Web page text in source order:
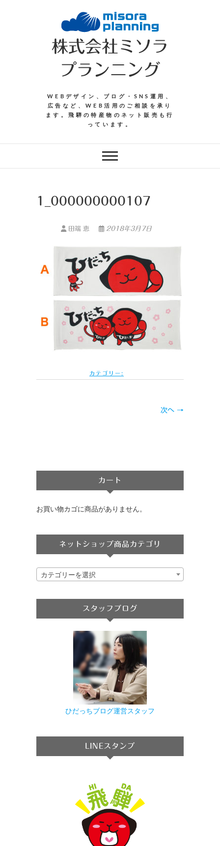
株式会社ミソラ
プランニング
WEBデザイン、ブログ・SNS運用、
広告など、WEB活用のご相談を承り
ます。飛騨の特産物のネット販売も行
っています。
1_000000000107
田端 恵 2018年3月7日
カテゴリー:
次へ →
カート
お買い物カゴに商品がありません。
ネットショップ商品カテゴリ
カテゴリーを選択
スタッフブログ
ひだっちブログ運営スタッフ
LINEスタンプ